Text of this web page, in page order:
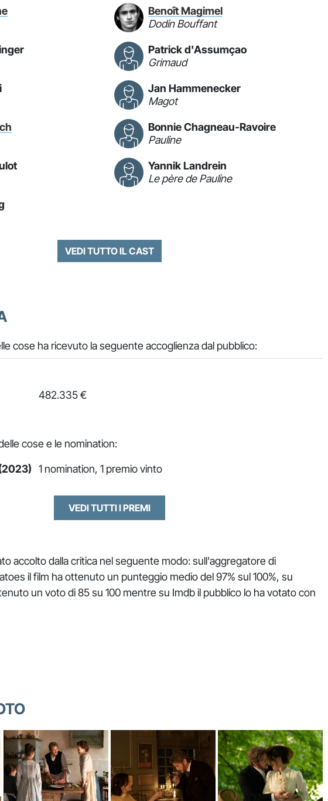
Benoît Magimel
Dodin Bouffant
Patrick d'Assumçao
Grimaud
Jan Hammenecker
Magot
Bonnie Chagneau-Ravoire
Pauline
Yannik Landrein
Le père de Pauline
VEDI TUTTO IL CAST
cose ha ricevuto la seguente accoglienza dal pubblico:
482.335 €
cose e le nomination:
1 nomination, 1 premio vinto
VEDI TUTTI I PREMI
accolto dalla critica nel seguente modo: sull'aggregatore di
il film ha ottenuto un punteggio medio del 97% sul 100%, su
un voto di 85 su 100 mentre su Imdb il pubblico lo ha votato con